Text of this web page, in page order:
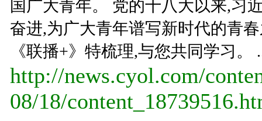
国广大青年。 党的十八大以来,习
奋进,为广大青年谱写新时代的青
《联播+》特梳理,与您共同学习。
http://news.cyol.com/
08/18/